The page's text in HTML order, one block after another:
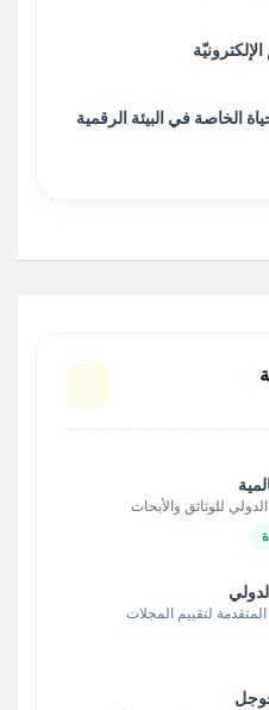
الخاصة في البيئة الرقمية
للوثائق والأبحاث
المتقدمة لتقييم المجلات